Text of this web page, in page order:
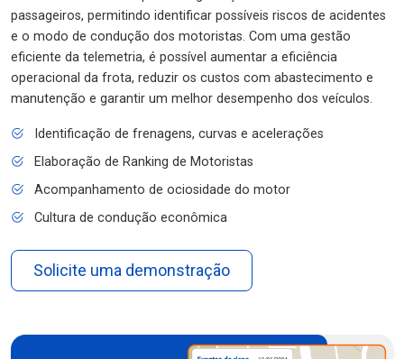
passageiros, permitindo identificar possíveis riscos de acidentes
e o modo de condução dos motoristas. Com uma gestão
eficiente da telemetria, é possível aumentar a eficiência
operacional da frota, reduzir os custos com abastecimento e
manutenção e garantir um melhor desempenho dos veículos.
Identificação de frenagens, curvas e acelerações
Elaboração de Ranking de Motoristas
Acompanhamento de ociosidade do motor
Cultura de condução econômica
Solicite uma demonstração